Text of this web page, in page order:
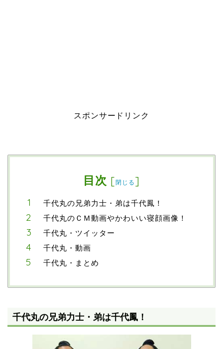
スポンサードリンク
目次 [閉じる ]
千代丸の兄弟力士・弟は千代鳳！
千代丸のＣＭ動画やかわいい寝顔画像！
千代丸・ツイッター
千代丸・動画
千代丸・まとめ
千代丸の兄弟力士・弟は千代鳳！